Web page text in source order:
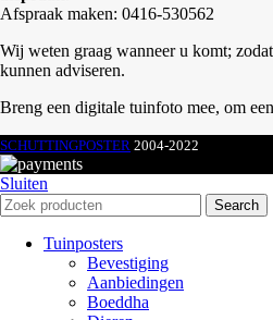
Afspraak maken: 0416-530562
Wij weten graag wanneer u komt;
kunnen adviseren.
Breng een digitale tuinfoto mee, om
SCHUTTINGPOSTER 2004-2022
Sluiten
Search
Tuinposters
Bevestiging
Aanbiedingen
Boeddha